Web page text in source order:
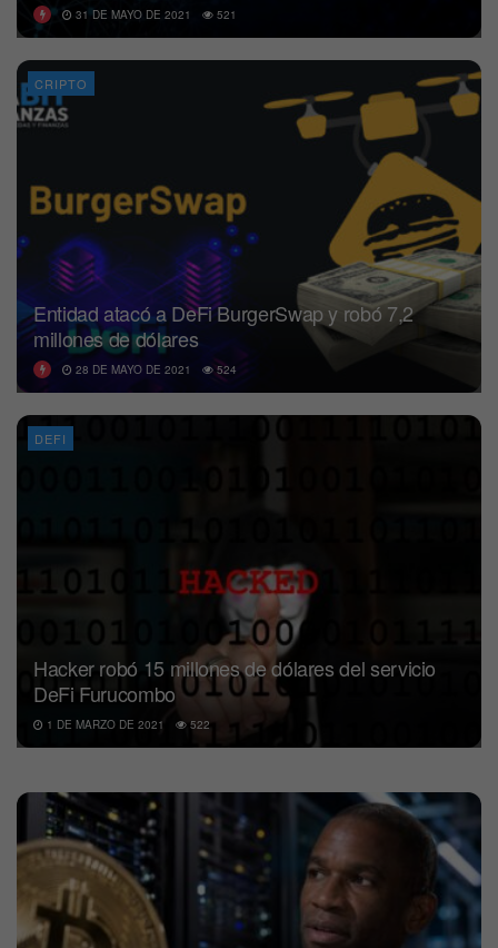
31 DE MAYO DE 2021 521
CRIPTO
Entidad atacó a DeFi BurgerSwap y robó 7,2
millones de dólares
28 DE MAYO DE 2021 524
DEFI
Hacker robó 15 millones de dólares del servicio
DeFi Furucombo
1 DE MARZO DE 2021 522